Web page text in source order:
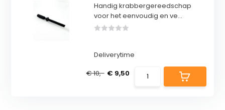
Handig krabbergereedschap
voor het eenvoudig en ve...
Deliverytime
€ 10,- € 9,50